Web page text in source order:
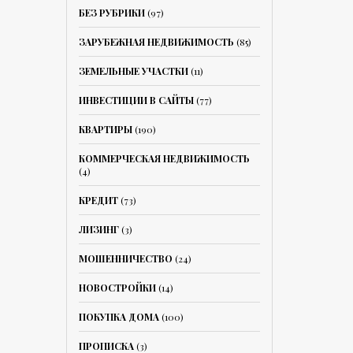
БЕЗ РУБРИКИ(97)
ЗАРУБЕЖНАЯ НЕДВИЖИМОСТЬ (85)
ЗЕМЕЛЬНЫЕ УЧАСТКИ(11)
ИНВЕСТИЦИИ В САЙТЫ(77)
КВАРТИРЫ(190)
КОММЕРЧЕСКАЯ НЕДВИЖИМОСТЬ
(4)
КРЕДИТ(73)
ЛИЗИНГ(3)
МОШЕННИЧЕСТВО (24)
НОВОСТРОЙКИ(14)
ПОКУПКА ДОМА(100)
ПРОПИСКА(3)